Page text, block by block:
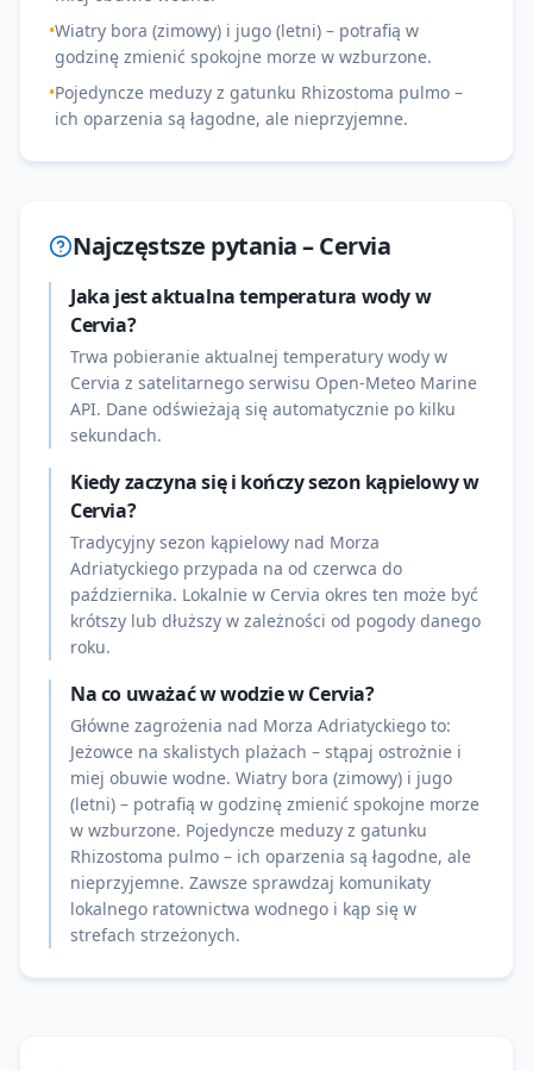
•Wiatry bora (zimowy) i jugo (letni) – potrafią w
godzinę zmienić spokojne morze w wzburzone.
•Pojedyncze meduzy z gatunku Rhizostoma pulmo –
ich oparzenia są łagodne, ale nieprzyjemne.
Najczęstsze pytania –Cervia
Jaka jest aktualna temperatura wody w
Cervia?
Trwa pobieranie aktualnej temperatury wody w
Cervia z satelitarnego serwisu Open-Meteo Marine
API. Dane odświeżają się automatycznie po kilku
sekundach.
Kiedy zaczyna się i kończy sezon kąpielowy w
Cervia?
Tradycyjny sezon kąpielowy nad Morza
Adriatyckiego przypada na od czerwca do
października. Lokalnie w Cervia okres ten może być
krótszy lub dłuższy w zależności od pogody danego
roku.
Na co uważać w wodzie w Cervia?
Główne zagrożenia nad Morza Adriatyckiego to:
Jeżowce na skalistych plażach – stąpaj ostrożnie i
miej obuwie wodne. Wiatry bora (zimowy) i jugo
(letni) – potrafią w godzinę zmienić spokojne morze
w wzburzone. Pojedyncze meduzy z gatunku
Rhizostoma pulmo – ich oparzenia są łagodne, ale
nieprzyjemne. Zawsze sprawdzaj komunikaty
lokalnego ratownictwa wodnego i kąp się w
strefach strzeżonych.